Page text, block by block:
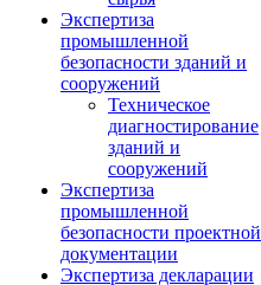
Экспертиза
промышленной
безопасности зданий и
сооружений
Техническое
диагностирование
зданий и
сооружений
Экспертиза
промышленной
безопасности проектной
документации
Экспертиза декларации